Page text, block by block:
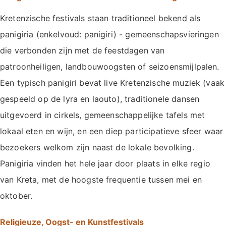
Kretenzische festivals staan traditioneel bekend als
panigiria (enkelvoud: panigiri) - gemeenschapsvieringen
die verbonden zijn met de feestdagen van
patroonheiligen, landbouwoogsten of seizoensmijlpalen.
Een typisch panigiri bevat live Kretenzische muziek (vaak
gespeeld op de lyra en laouto), traditionele dansen
uitgevoerd in cirkels, gemeenschappelijke tafels met
lokaal eten en wijn, en een diep participatieve sfeer waar
bezoekers welkom zijn naast de lokale bevolking.
Panigiria vinden het hele jaar door plaats in elke regio
van Kreta, met de hoogste frequentie tussen mei en
oktober.
Religieuze, Oogst- en Kunstfestivals